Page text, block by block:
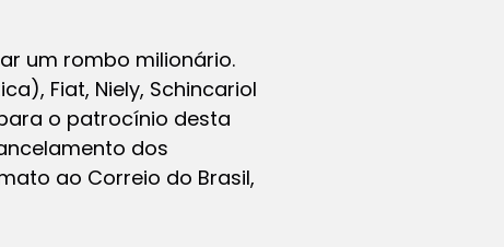
um rombo milionário.
Fiat, Niely, Schincariol
o patrocínio desta
dos
ao Correio do Brasil,